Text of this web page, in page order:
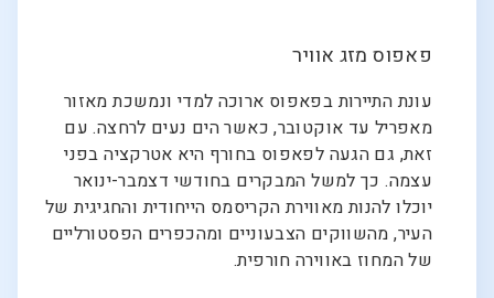
פאפוס מזג אוויר
עונת התיירות בפאפוס ארוכה למדי ונמשכת מאזור
מאפריל עד אוקטובר, כאשר הים נעים לרחצה. עם
זאת, גם הגעה לפאפוס בחורף היא אטרקציה בפני
עצמה. כך למשל המבקרים בחודשי דצמבר-ינואר
יוכלו להנות מאווירת הקריסמס הייחודית והחגיגית של
העיר, מהשווקים הצבעוניים ומהכפרים הפסטורליים
של המחוז באווירה חורפית.